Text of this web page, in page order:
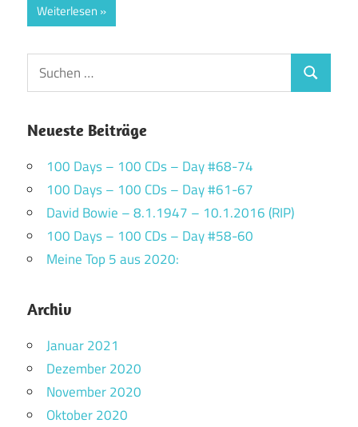
Weiterlesen
Suchen
nach:
Suchen
Neueste Beiträge
100 Days – 100 CDs – Day #68-74
100 Days – 100 CDs – Day #61-67
David Bowie – 8.1.1947 – 10.1.2016 (RIP)
100 Days – 100 CDs – Day #58-60
Meine Top 5 aus 2020:
Archiv
Januar 2021
Dezember 2020
November 2020
Oktober 2020